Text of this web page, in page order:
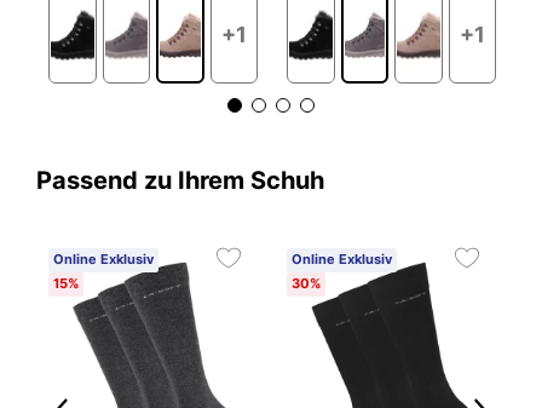
+1 +1
Passend zu Ihrem Schuh
Online Exklusiv
15%
Online Exklusiv
30%